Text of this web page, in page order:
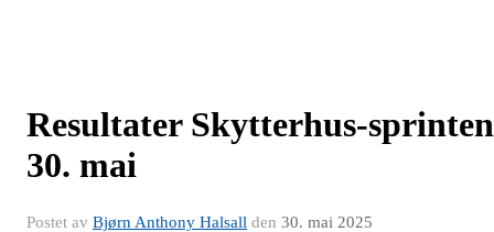
Resultater Skytterhus-sprinten
30. mai
Postet av Bjørn Anthony Halsall den 30. mai 2025